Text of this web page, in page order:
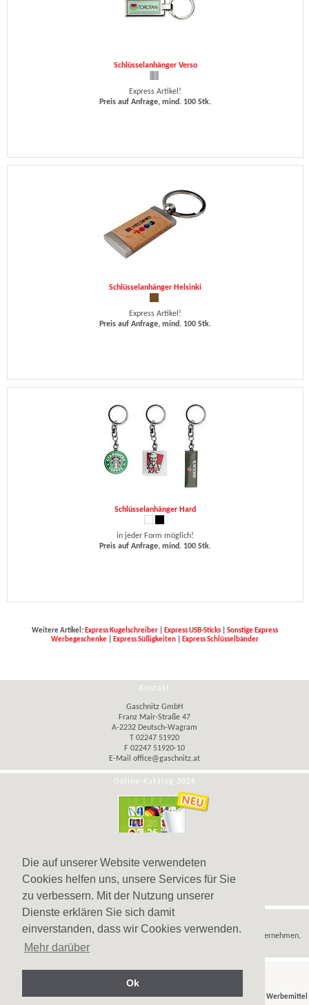
Die auf unserer Website verwendeten
Cookies helfen uns, unsere Services für Sie
zu verbessern. Mit der Nutzung unserer
Dienste erklären Sie sich damit
einverstanden, dass wir Cookies verwenden.
Mehr darüber
Ok
Schlüsselanhänger Verso
Express Artikel!
Preis auf Anfrage, mind. 100 Stk.
Schlüsselanhänger Helsinki
Express Artikel!
Preis auf Anfrage, mind. 100 Stk.
Schlüsselanhänger Hard
in jeder Form möglich!
Preis auf Anfrage, mind. 100 Stk.
Weitere Artikel: Express Kugelschreiber| Express USB-Sticks| Sonstige Express
Werbegeschenke| Express Süßigkeiten| Express Schlüsselbänder
Kontakt
Gaschnitz GmbH
Franz Mair-Straße 47
A-2232 Deutsch-Wagram
T 02247 51920
F 02247 51920-10
E-Mail office@gaschnitz.at
Online-Katalog 2026
Hinweis
Werbeartikel
nur an Unternehmen,
© Gaschnitz GmbH 2007-2026 - Ihr Partner fürWerbeartikel,Werbegeschenke
Werbemittel